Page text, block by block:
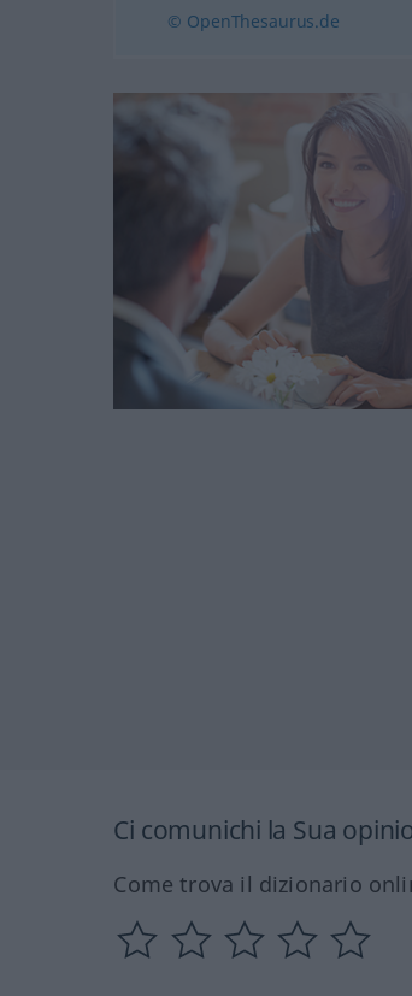
© OpenThesaurus.de
Ci comunichi la Sua
Come trova il dizionario